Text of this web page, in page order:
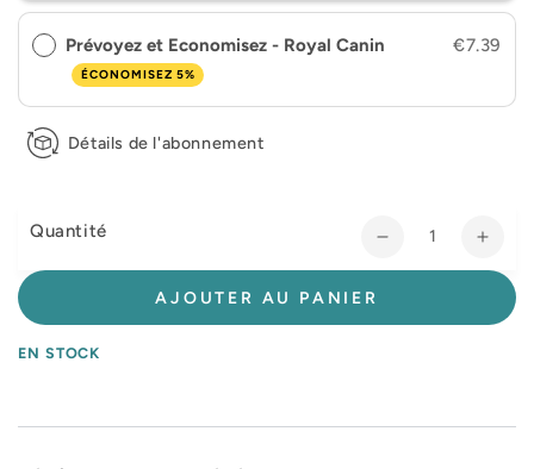
Prévoyez et Economisez - Royal Canin
ÉCONOMISEZ 5%
€7.39
Détails de l'abonnement
Quantité
Réduire
la
de
Health
la
de
AJOUTER AU PANIER
EN STOCK